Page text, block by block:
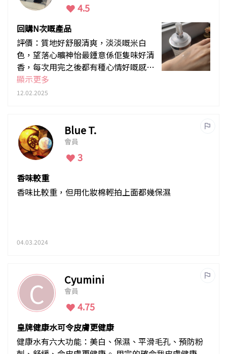
4.5
回購N次嘅產品
評價：質地好舒服清爽，淡淡嘅米白
色，望落心曠神怡最鍾意係佢隻味好清
香，每次用完之後都有種心情好嘅感
覺。長期回購用咗超過20支，尤其是鍾
意用喺石頭瘡，或者唧完黑頭之後用
顯示更多
12.02.2025
Blue T.
會員
3
香味較重
香味比較重，但用化妝棉輕拍上面都幾保濕
04.03.2024
C Cyumini
會員
4.75
皇牌健康水可令皮膚更健康
健康水有六大功能：美白、保濕、平滑毛孔、預防粉